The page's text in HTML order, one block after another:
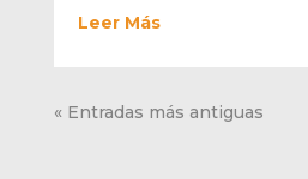
Leer Más
« Entradas más antiguas